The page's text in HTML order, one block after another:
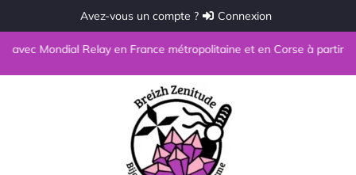
Avez-vous un compte ? Connexion
Mondial Relay en France métropolitaine et en Corse à partir de 69€